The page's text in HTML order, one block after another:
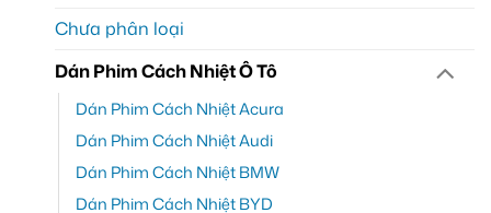
Chưa phân loại
Dán Phim Cách Nhiệt Ô Tô
Dán Phim Cách Nhiệt Acura
Dán Phim Cách Nhiệt Audi
Dán Phim Cách Nhiệt BMW
Dán Phim Cách Nhiệt BYD